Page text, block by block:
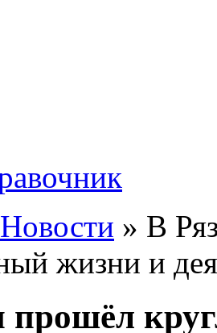
Новости » В
жизни и
прошёл